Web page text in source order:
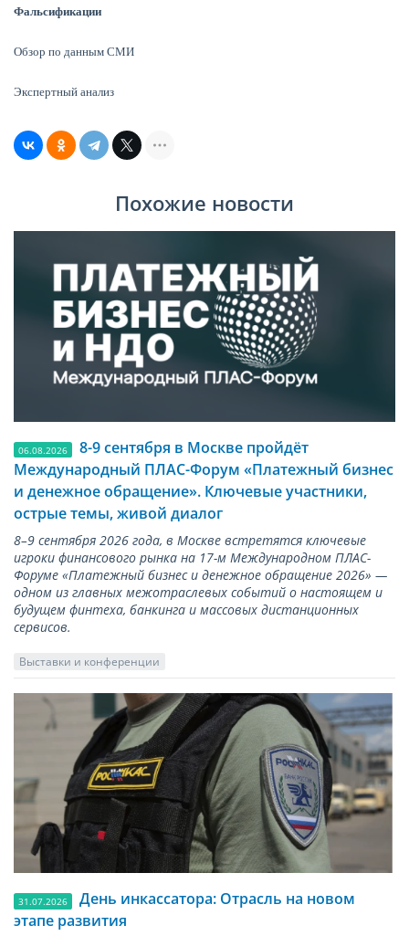
Фальсификации
Обзор по данным СМИ
Экспертный анализ
Похожие новости
06.08.2026
8-9 сентября в Москве пройдёт
Международный ПЛАС-Форум «Платежный бизнес
и денежное обращение». Ключевые участники,
острые темы, живой диалог
8–9 сентября 2026 года, в Москве встретятся ключевые
игроки финансового рынка на 17-м Международном ПЛАС-
Форуме «Платежный бизнес и денежное обращение 2026» —
одном из главных межотраслевых событий о настоящем и
будущем финтеха, банкинга и массовых дистанционных
сервисов.
Выставки и конференции
31.07.2026
День инкассатора: Отрасль на новом
этапе развития